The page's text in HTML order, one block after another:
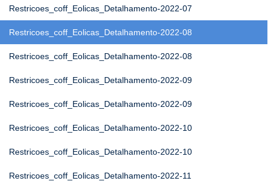
Restricoes_coff_Eolicas_Detalhamento-2022-07
Restricoes_coff_Eolicas_Detalhamento-2022-08
Restricoes_coff_Eolicas_Detalhamento-2022-08
Restricoes_coff_Eolicas_Detalhamento-2022-09
Restricoes_coff_Eolicas_Detalhamento-2022-09
Restricoes_coff_Eolicas_Detalhamento-2022-10
Restricoes_coff_Eolicas_Detalhamento-2022-10
Restricoes_coff_Eolicas_Detalhamento-2022-11